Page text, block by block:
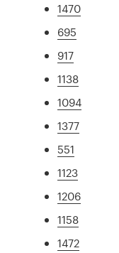
1470
695
917
1138
1094
1377
551
1123
1206
1158
1472